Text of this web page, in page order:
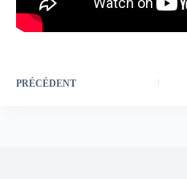
PRÉCÉDENT